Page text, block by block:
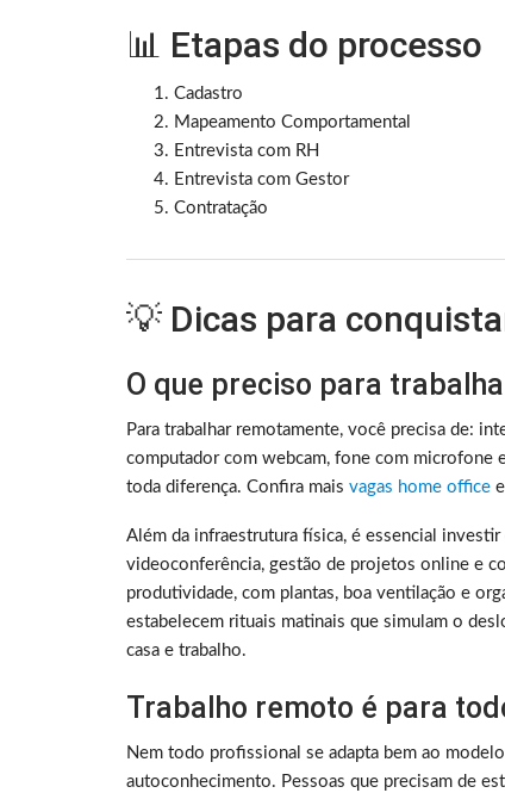
📊 Etapas do processo
Cadastro
Mapeamento Comportamental
Entrevista com RH
Entrevista com Gestor
Contratação
💡 Dicas para
O que preciso para
Para trabalhar remotamente, você precisa de:
computador com webcam, fone com microfone
toda diferença. Confira mais vagas home office
Além da infraestrutura física, é essencial
videoconferência, gestão de projetos online e
produtividade, com plantas, boa ventilação e
estabelecem rituais matinais que simulam o
casa e trabalho.
Trabalho remoto é para
Nem todo profissional se adapta bem ao
autoconhecimento. Pessoas que precisam de